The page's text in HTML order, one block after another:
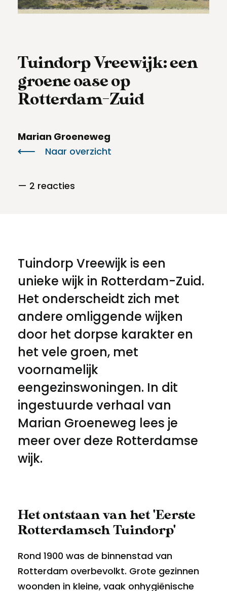
Voorwaarden
Tuindorp Vreewijk: een
groene oase op
Rotterdam-Zuid
Marian Groeneweg
Naar overzicht
— 2 reacties
Tuindorp Vreewijk is een
unieke wijk in Rotterdam-Zuid.
Het onderscheidt zich met
andere omliggende wijken
door het dorpse karakter en
het vele groen, met
voornamelijk
eengezinswoningen. In dit
ingestuurde verhaal van
Marian Groeneweg lees je
meer over deze Rotterdamse
wijk.
Het ontstaan van het 'Eerste
Rotterdamsch Tuindorp'
Rond 1900 was de binnenstad van
Rotterdam overbevolkt. Grote gezinnen
woonden in kleine, vaak onhygiënische